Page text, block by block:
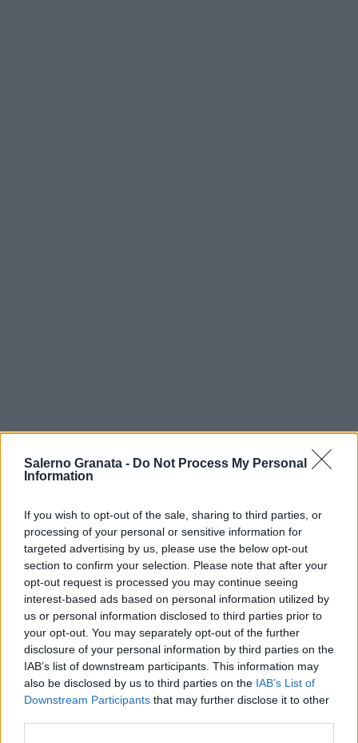
Salerno Granata - Do Not Process My Personal
Information
If you wish to opt-out of the sale, sharing to third parties, or
processing of your personal or sensitive information for
targeted advertising by us, please use the below opt-out
section to confirm your selection. Please note that after your
opt-out request is processed you may continue seeing
interest-based ads based on personal information utilized by
us or personal information disclosed to third parties prior to
your opt-out. You may separately opt-out of the further
disclosure of your personal information by third parties on the
IAB’s list of downstream participants. This information may
also be disclosed by us to third parties on the IAB’s List of
Downstream Participants that may further disclose it to other